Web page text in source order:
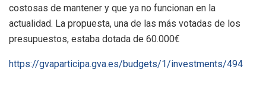
costosas de mantener y que ya no funcionan en la
actualidad. La propuesta, una de las más votadas de los
presupuestos, estaba dotada de 60.000€
https://gvaparticipa.gva.es/budgets/1/investments/494